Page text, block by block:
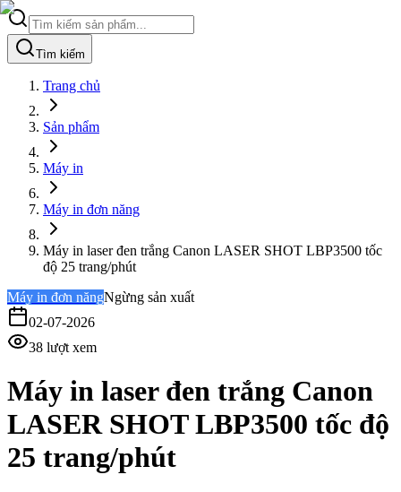
Tìm kiếm
Trang chủ
Sản phẩm
Máy in
Máy in đơn năng
Máy in laser đen trắng Canon LASER SHOT LBP3500 tốc
độ 25 trang/phút
Máy in đơn năngNgừng sản xuất
02-07-2026
38 lượt xem
Máy in laser đen trắng Canon
LASER SHOT LBP3500 tốc độ
25 trang/phút